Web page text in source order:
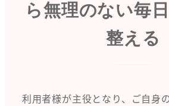
ら無理のない毎
整える
利用者様が主役となり、ご自身